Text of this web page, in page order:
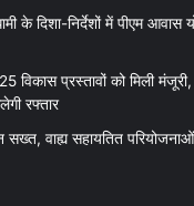
के दिशा-निर्देशों में पीएम आवास
विकास प्रस्तावों को मिली
रफ्तार
वाह्य सहायतित